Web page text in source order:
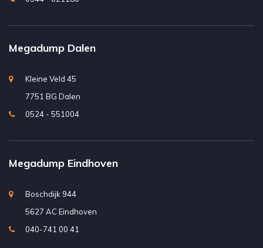
Megadump Dalen
Kleine Veld 45
7751 BG Dalen
0524 - 551004
Megadump Eindhoven
Boschdijk 944
5627 AC Eindhoven
040-741 00 41